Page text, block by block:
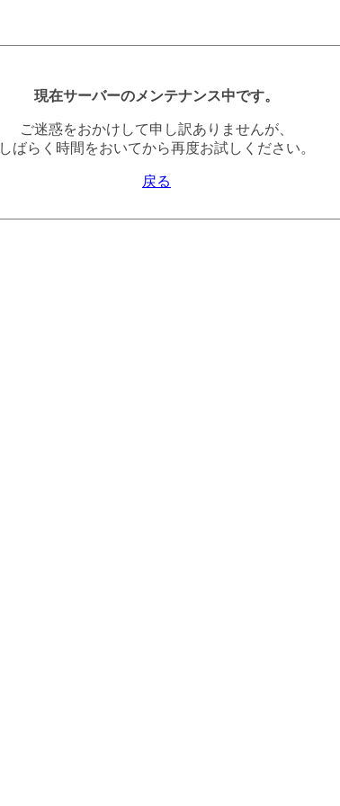
現在サーバーのメンテナンス中です。
ご迷惑をおかけして申し訳ありませんが、
しばらく時間をおいてから再度お試しください。
戻る